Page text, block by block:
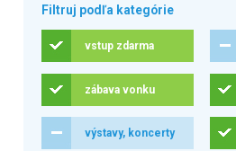
Filtruj podľa kategórie
vstup zdarma
zábava vonku
výstavy, koncerty